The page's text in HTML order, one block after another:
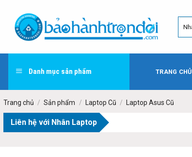
content
Danh mục sản phẩm TRANG CHỦ
Trang chủ / Sản phẩm / Laptop Cũ / Laptop Asus Cũ
Liên hệ với Nhân Laptop